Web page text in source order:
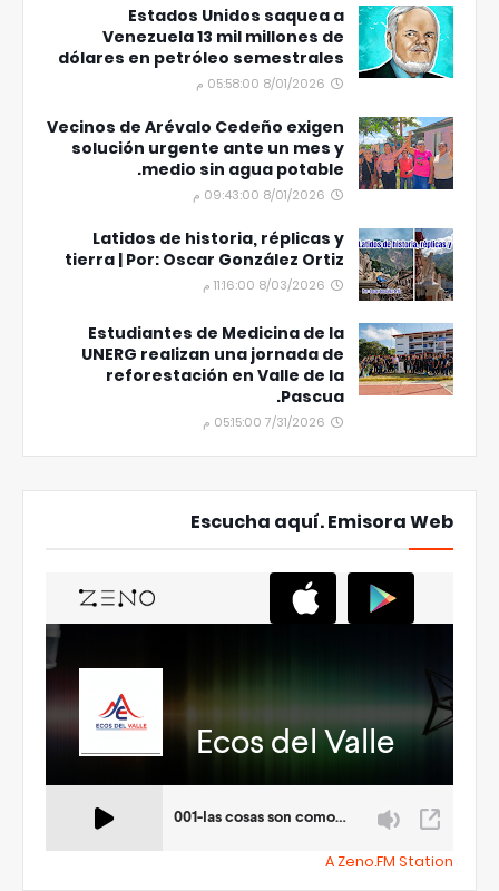
Estados Unidos saquea a
Venezuela 13 mil millones de
dólares en petróleo semestrales
8/01/2026 05:58:00 م
Vecinos de Arévalo Cedeño exigen
solución urgente ante un mes y
medio sin agua potable.
8/01/2026 09:43:00 م
Latidos de historia, réplicas y
tierra | Por: Oscar González Ortiz
8/03/2026 11:16:00 م
Estudiantes de Medicina de la
UNERG realizan una jornada de
reforestación en Valle de la
Pascua.
7/31/2026 05:15:00 م
Escucha aquí. Emisora Web
A Zeno.FM Station